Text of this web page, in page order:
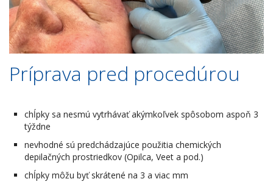
Príprava pred procedúrou
chĺpky sa nesmú vytrhávať akýmkoľvek spôsobom aspoň 3
týždne
nevhodné sú predchádzajúce použitia chemických
depilačných prostriedkov (Opilca, Veet a pod.)
chĺpky môžu byť skrátené na 3 a viac mm